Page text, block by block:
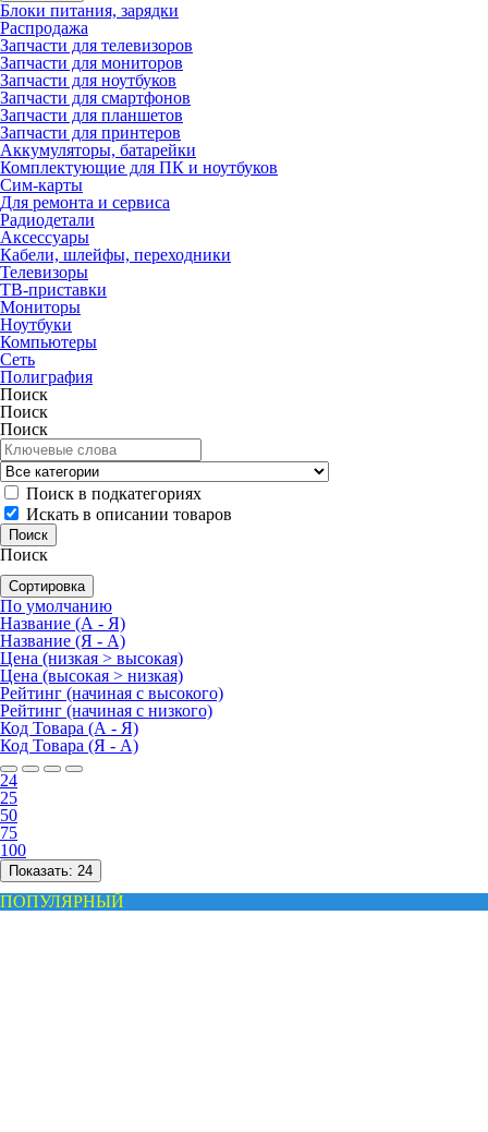
Блоки питания, зарядки
Распродажа
Запчасти для телевизоров
Запчасти для мониторов
Запчасти для ноутбуков
Запчасти для смартфонов
Запчасти для планшетов
Запчасти для принтеров
Аккумуляторы, батарейки
Комплектующие для ПК и ноутбуков
Сим-карты
Для ремонта и сервиса
Радиодетали
Аксессуары
Кабели, шлейфы, переходники
Телевизоры
ТВ-приставки
Мониторы
Ноутбуки
Компьютеры
Сеть
Полиграфия
Поиск
Поиск
Поиск
Поиск в подкатегориях
Искать в описании товаров
Поиск
Сортировка
По умолчанию
Название (А - Я)
Название (Я - А)
Цена (низкая > высокая)
Цена (высокая > низкая)
Рейтинг (начиная с высокого)
Рейтинг (начиная с низкого)
Код Товара (А - Я)
Код Товара (Я - А)
24
25
50
75
100
Показать: 24
ПОПУЛЯРНЫЙ